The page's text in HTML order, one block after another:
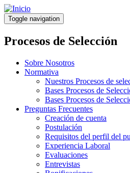
Pasar
al
contenido
principal
Toggle navigation
Procesos de Selección
Sobre Nosotros
Normativa
Nuestros Procesos de
Bases Procesos de
Bases Procesos de
Preguntas Frecuentes
Creación de cuenta
Postulación
Requisitos del perfil del
Experiencia Laboral
Evaluaciones
Entrevistas